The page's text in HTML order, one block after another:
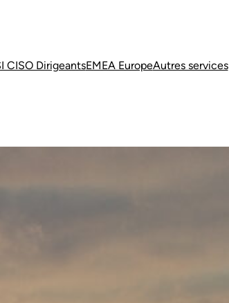
CISO DirigeantsEMEA EuropeAutres services